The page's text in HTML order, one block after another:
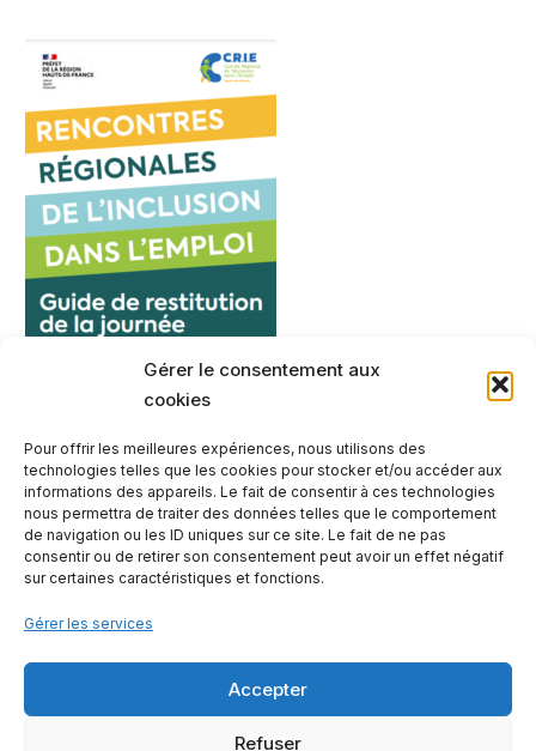
Gérer le consentement aux
cookies
Pour offrir les meilleures expériences, nous utilisons des
technologies telles que les cookies pour stocker et/ou accéder aux
informations des appareils. Le fait de consentir à ces technologies
nous permettra de traiter des données telles que le comportement
de navigation ou les ID uniques sur ce site. Le fait de ne pas
consentir ou de retirer son consentement peut avoir un effet négatif
sur certaines caractéristiques et fonctions.
Gérer les services
Accepter
Refuser
Mentions légales